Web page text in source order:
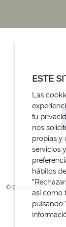
© Copyright 2026.
ESTE
Las
tu
nos
propias y
servicios
hábitos
así como
pulsando